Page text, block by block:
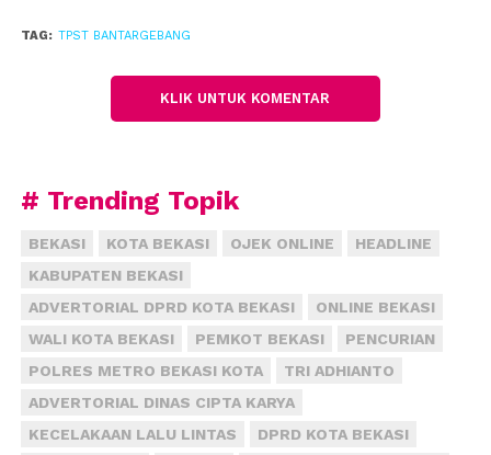
TAG: TPST BANTARGEBANG
KLIK UNTUK KOMENTAR
# Trending Topik
BEKASI KOTA BEKASI OJEK ONLINE
HEADLINE
KABUPATEN BEKASI
ADVERTORIAL DPRD KOTA BEKASI
ONLINE BEKASI
WALI KOTA BEKASI
PEMKOT BEKASI
PENCURIAN
POLRES METRO BEKASI KOTA
TRI ADHIANTO
ADVERTORIAL DINAS CIPTA KARYA
KECELAKAAN LALU LINTAS
DPRD KOTA BEKASI